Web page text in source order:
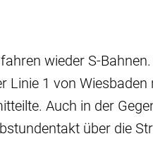
wieder S-
Linie 1 von
Auch in der
über die